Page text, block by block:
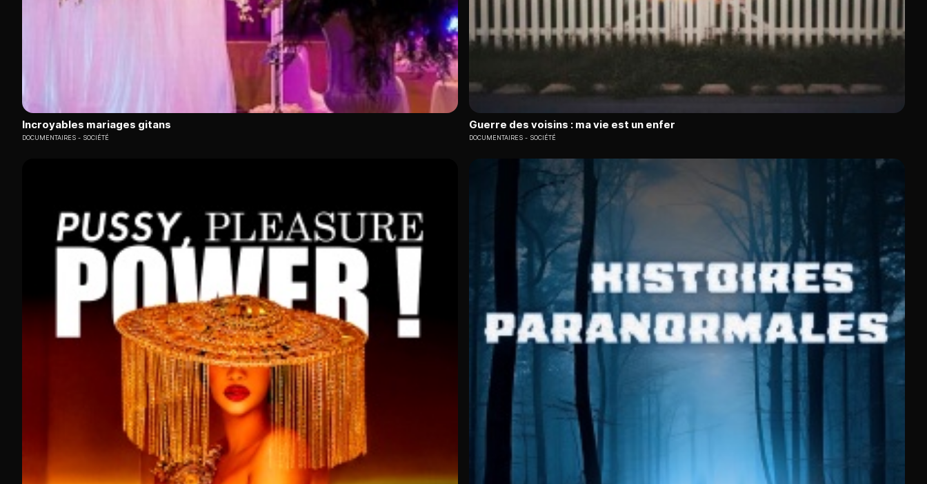
Incroyables mariages gitans
DOCUMENTAIRES SOCIÉTÉ
Guerre des voisins : ma vie est un enfer
DOCUMENTAIRES SOCIÉTÉ